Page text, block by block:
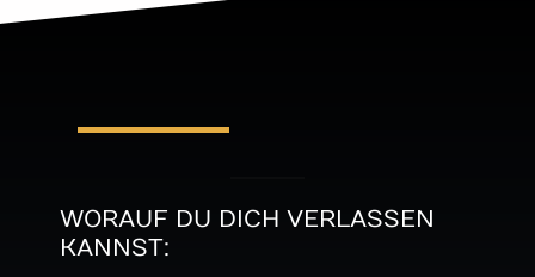
WORAUF DU DICH VERLASSEN
KANNST: